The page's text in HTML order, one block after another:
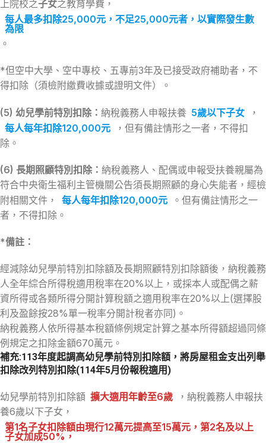
上院校之子女之教育學費，
每人最多扣除25,000元，不足25,000元者，以實際發生數
為限
。
*但空中大學、空中專校、五專前3年及已接受政府補助者，不
得扣除（須檢附繳費收據或證明文件）。
(5) 幼兒學前特別扣除： 納稅義務人申報扶養 5歲以下子女
，
每人每年扣除120,000元
，但有備註情形之一者，不得扣
除。
(6) 長期照顧特別扣除： 納稅義務人、配偶或申報受扶養親屬為
符合中央衛生福利主管機關公告須長期照顧的身心失能者，經檢
附相關文件，
每人每年扣除120,000元
。但有備註情形之一
者，不得扣除。
*備註：
經減除幼兒學前特別扣除額及長期照顧特別扣除額後，納稅義務
人全年綜合所得稅適用稅率在20%以上，或採本人或配偶之薪
資所得或各類所得分開計算稅額之適用稅率在20%以上(選擇股
利及盈餘按28%單一稅率分開計稅者亦同)。
納稅義務人依所得基本稅額條例規定計算之基本所得額超過同條
例規定之扣除金額670萬元。
補充:113年度起調高幼兒學前特別扣除額 ，將房屋租金支出列舉
扣除改列特別扣除(114年5月份報稅適用)
幼兒學前特別扣除額 擴大適用年齡至6歲
，納稅義務人申報扶
養6歲以下子女，
第1名子女扣除額由現行12萬元提高至15萬元，第2名及以上
子女加成50%，